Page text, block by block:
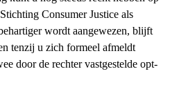
Consumer Justice als
wordt aangewezen, blijft
tenzij u zich formeel afmeldt
door de rechter vastgestelde opt-